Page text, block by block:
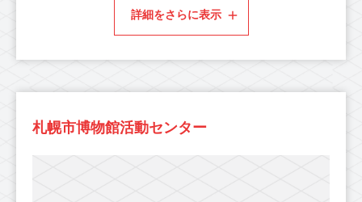
詳細をさらに表示
札幌市博物館活動センター